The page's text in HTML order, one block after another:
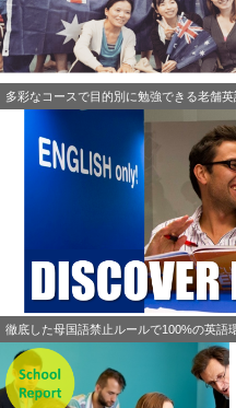
多彩なコースで目的別に勉強できる老舗
徹底した母国語禁止ルールで100%の英語